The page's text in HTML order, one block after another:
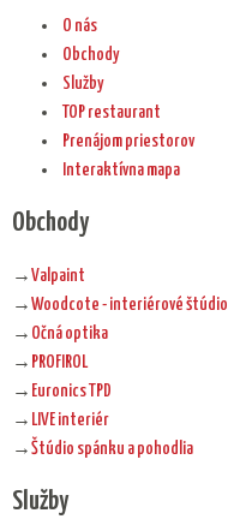
O nás
Obchody
Služby
TOP restaurant
Prenájom priestorov
Interaktívna mapa
Obchody
→ Valpaint
→ Woodcote - interiérové štúdio
→ Očná optika
→ PROFIROL
→ Euronics TPD
→ LIVE interiér
→ Štúdio spánku a pohodlia
Služby